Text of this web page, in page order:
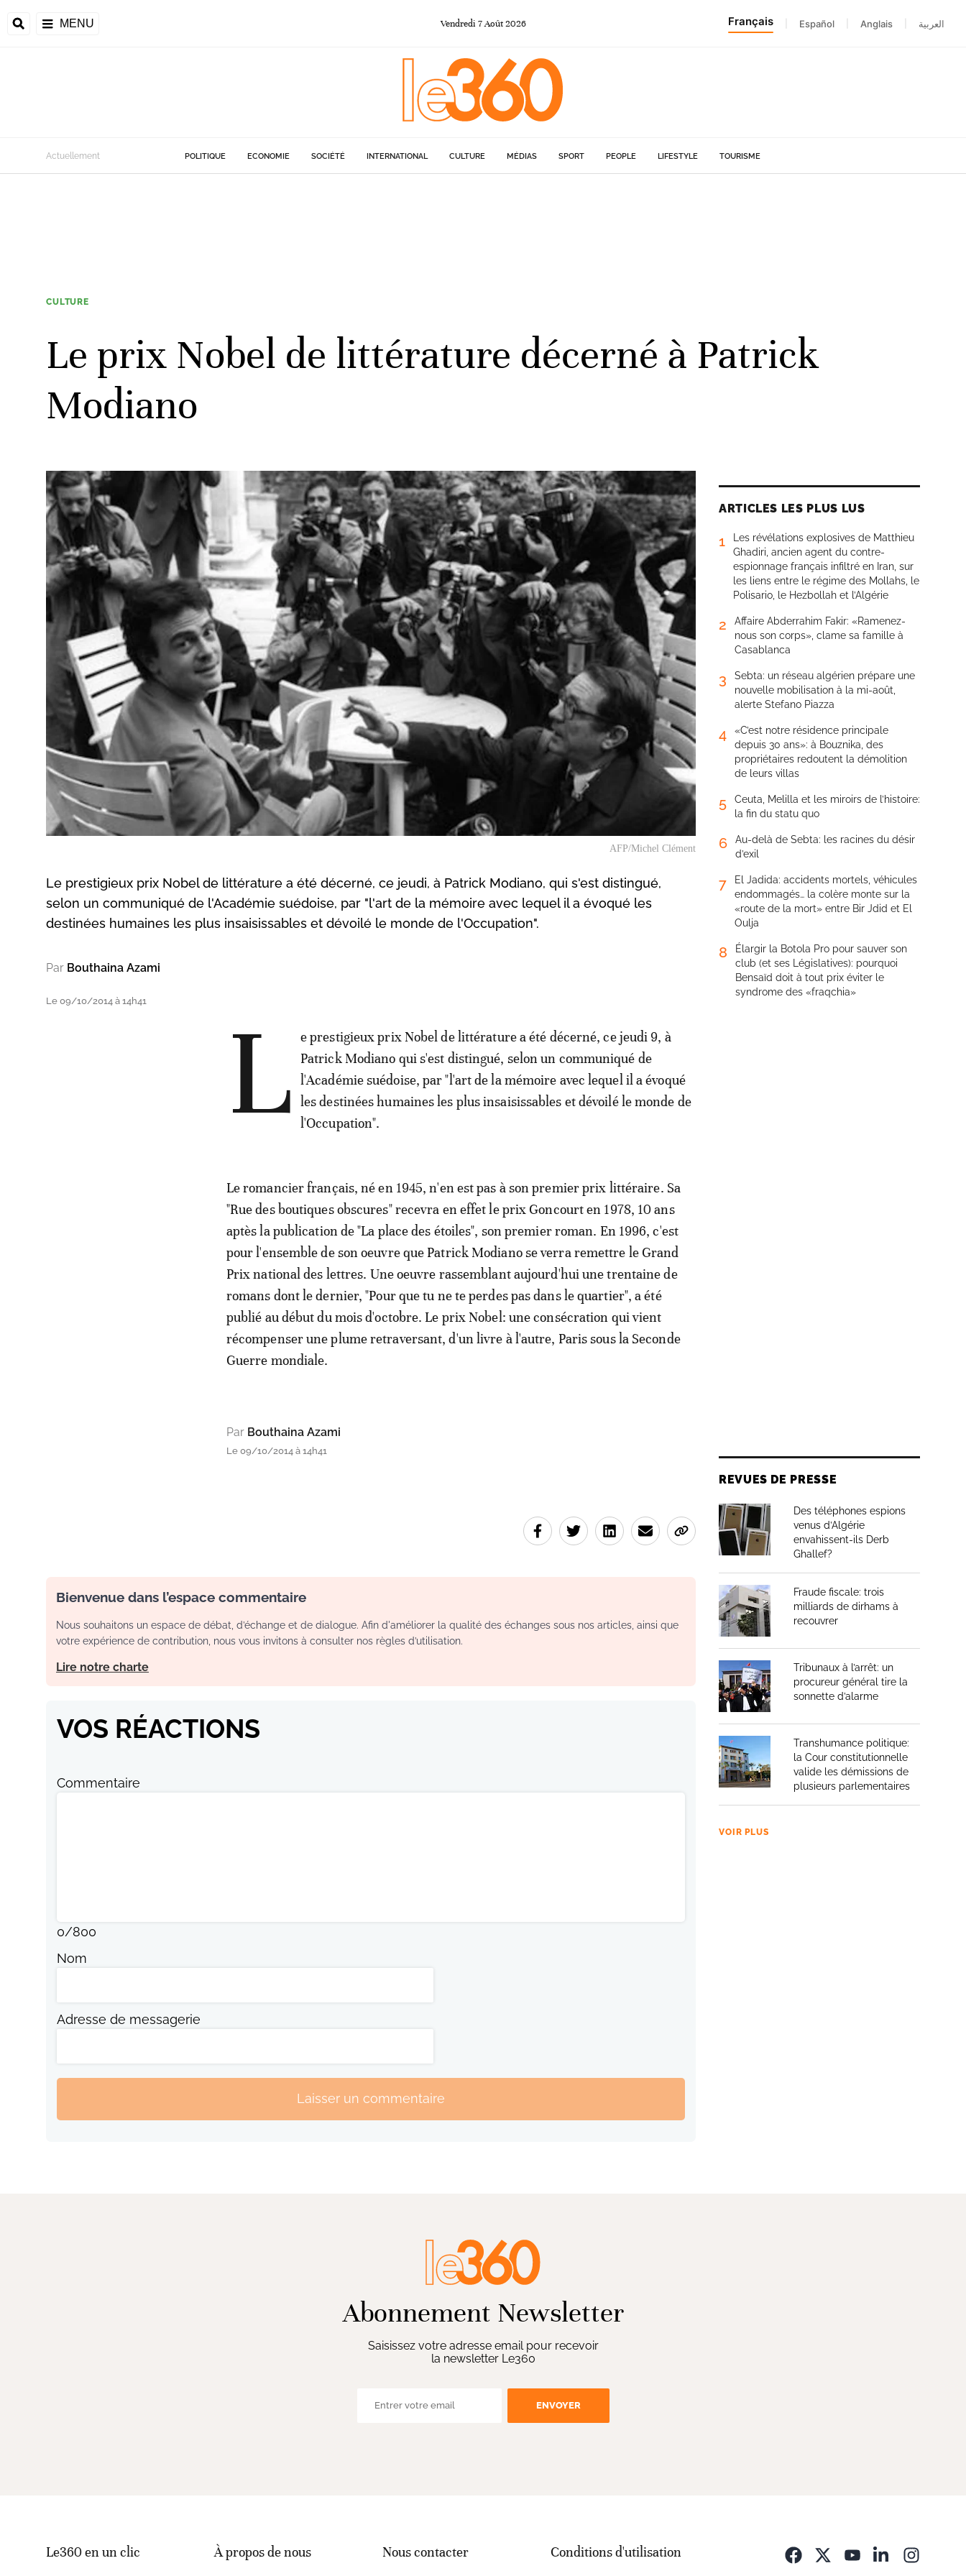
MENU Vendredi 7Août 2026 Français Español Anglais العربية
Actuellement POLITIQUE ECONOMIE SOCIÉTÉ INTERNATIONAL CULTURE MÉDIAS SPORT PEOPLE LIFESTYLE TOURISME
CULTURE
Le prix Nobel de littérature décerné à Patrick
Modiano
AFP/Michel Clément
Le prestigieux prix Nobel de littérature a été décerné, ce jeudi, à Patrick Modiano, qui s'est distingué,
selon un communiqué de l'Académie suédoise, par "l'art de la mémoire avec lequel il a évoqué les
destinées humaines les plus insaisissables et dévoilé le monde de l'Occupation".
Par Bouthaina Azami
Le 09/10/2014 à 14h41 L
e prestigieux prix Nobel de littérature a été décerné, ce jeudi 9, à
Patrick Modiano qui s'est distingué, selon un communiqué de
l'Académie suédoise, par "l'art de la mémoire avec lequel il a évoqué
les destinées humaines les plus insaisissables et dévoilé le monde de
l'Occupation".
Le romancier français, né en 1945, n'en est pas à son premier prix littéraire. Sa
"Rue des boutiques obscures" recevra en effet le prix Goncourt en 1978, 10 ans
aptès la publication de "La place des étoiles", son premier roman. En 1996, c'est
pour l'ensemble de son oeuvre que Patrick Modiano se verra remettre le Grand
Prix national des lettres. Une oeuvre rassemblant aujourd'hui une trentaine de
romans dont le dernier, "Pour que tu ne te perdes pas dans le quartier", a été
publié au début du mois d'octobre. Le prix Nobel: une consécration qui vient
récompenser une plume retraversant, d'un livre à l'autre, Paris sous la Seconde
Guerre mondiale.
Par Bouthaina Azami
Le 09/10/2014 à 14h41
Bienvenue dans l’espace commentaire
Nous souhaitons un espace de débat, d’échange et de dialogue. Afin d'améliorer la qualité des échanges sous nos articles, ainsi que
votre expérience de contribution, nous vous invitons à consulter nos règles d’utilisation.
Lire notre charte
VOS RÉACTIONS
Commentaire
0/800
Nom
Adresse de messagerie
Laisser un commentaire
ARTICLES LES PLUS LUS
1
Les révélations explosives de Matthieu
Ghadiri, ancien agent du contre-
espionnage français infiltré en Iran, sur
les liens entre le régime des Mollahs, le
Polisario, le Hezbollah et l’Algérie
2
Affaire Abderrahim Fakir: «Ramenez-
nous son corps», clame sa famille à
Casablanca
3
Sebta: un réseau algérien prépare une
nouvelle mobilisation à la mi-août,
alerte Stefano Piazza
4
«C’est notre résidence principale
depuis 30 ans»: à Bouznika, des
propriétaires redoutent la démolition
de leurs villas
5
Ceuta, Melilla et les miroirs de l’histoire:
la fin du statu quo
6
Au-delà de Sebta: les racines du désir
d’exil
7
El Jadida: accidents mortels, véhicules
endommagés… la colère monte sur la
«route de la mort» entre Bir Jdid et El
Oulja
8
Élargir la Botola Pro pour sauver son
club (et ses Législatives): pourquoi
Bensaïd doit à tout prix éviter le
syndrome des «fraqchia»
REVUES DE PRESSE
Des téléphones espions
venus d’Algérie
envahissent-ils Derb
Ghallef?
Fraude fiscale: trois
milliards de dirhams à
recouvrer
Tribunaux à l’arrêt: un
procureur général tire la
sonnette d’alarme
Transhumance politique:
la Cour constitutionnelle
valide les démissions de
plusieurs parlementaires
VOIR PLUS
Abonnement Newsletter
Saisissez votre adresse email pour recevoir
la newsletter Le360
ENVOYER
Le360 en un clic À propos de nous Nous contacter Conditions d'utilisation